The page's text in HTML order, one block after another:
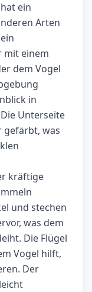
ein
Arten
mit einem
dem Vogel
in
Unterseite
gefärbt, was
kräftige
und stechen
was dem
Die Flügel
Vogel hilft,
Der